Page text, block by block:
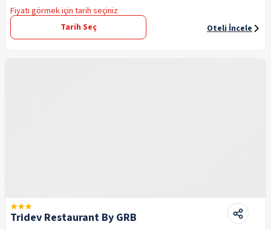
Fiyatı görmek için tarih seçiniz
Tarih Seç
Oteli İncele
Tridev Restaurant By GRB